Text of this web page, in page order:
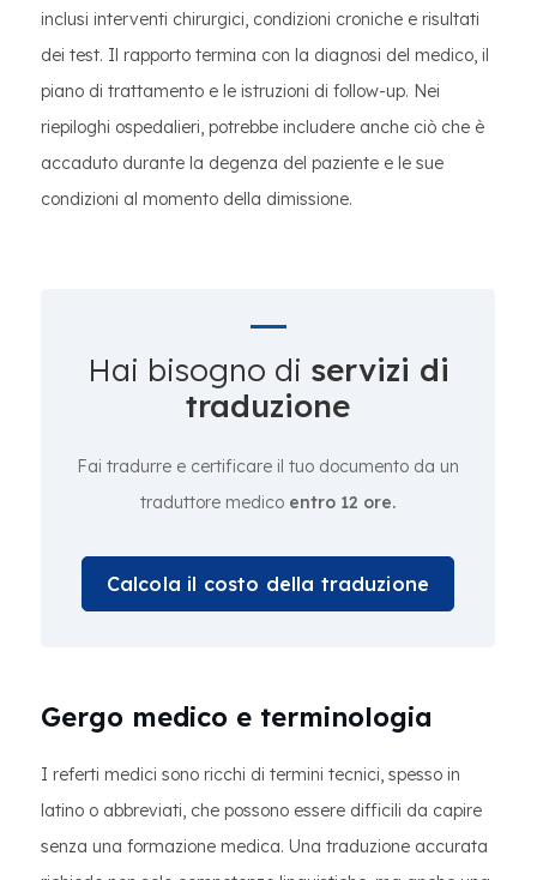
inclusi interventi chirurgici, condizioni croniche e risultati
dei test. Il rapporto termina con la diagnosi del medico, il
piano di trattamento e le istruzioni di follow-up. Nei
riepiloghi ospedalieri, potrebbe includere anche ciò che è
accaduto durante la degenza del paziente e le sue
condizioni al momento della dimissione.
Hai bisogno di servizi di
traduzione
Fai tradurre e certificare il tuo documento da un
traduttore medico entro 12 ore.
Calcola il costo della traduzione
Gergo medico e terminologia
I referti medici sono ricchi di termini tecnici, spesso in
latino o abbreviati, che possono essere difficili da capire
senza una formazione medica. Una traduzione accurata